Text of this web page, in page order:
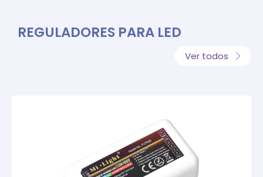
REGULADORES PARA LED
Ver todos